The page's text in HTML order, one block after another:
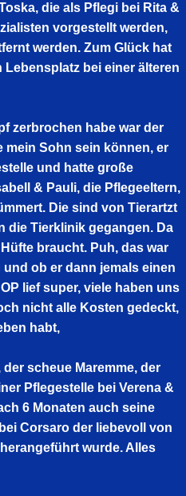
die als Pflegi bei Rita &
vorgestellt werden,
werden. Zum Glück hat
bei einer älteren
zerbrochen habe war der
mein Sohn sein können, er
und hatte große
& Pauli, die Pflegeeltern,
Die sind von Tierartzt
die Tierklinik gegangen. Da
braucht. Puh, das war
ob er dann jemals einen
lief super, viele haben uns
nicht alle Kosten gedeckt,
habt,
scheue Maremme, der
Pflegestelle bei Verena &
6 Monaten auch seine
Corsaro der liebevoll von
wurde. Alles